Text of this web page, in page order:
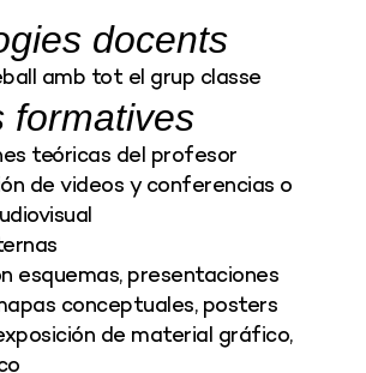
docents
amb tot el grup classe
formatives
teóricas del profesor
de videos y conferencias o
esquemas, presentaciones
conceptuales, posters
de material gráfico,